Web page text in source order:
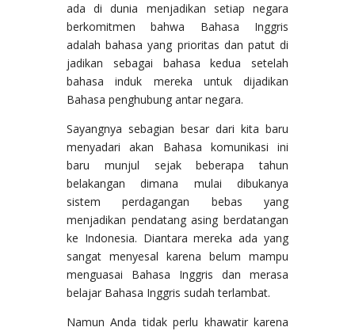
ada di dunia menjadikan setiap negara
berkomitmen bahwa Bahasa Inggris
adalah bahasa yang prioritas dan patut di
jadikan sebagai bahasa kedua setelah
bahasa induk mereka untuk dijadikan
Bahasa penghubung antar negara.
Sayangnya sebagian besar dari kita baru
menyadari akan Bahasa komunikasi ini
baru munjul sejak beberapa tahun
belakangan dimana mulai dibukanya
sistem perdagangan bebas yang
menjadikan pendatang asing berdatangan
ke Indonesia. Diantara mereka ada yang
sangat menyesal karena belum mampu
menguasai Bahasa Inggris dan merasa
belajar Bahasa Inggris sudah terlambat.
Namun Anda tidak perlu khawatir karena